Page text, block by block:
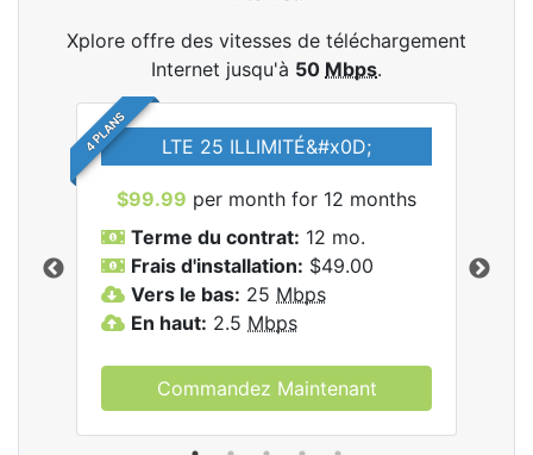
Xplore offre des vitesses de téléchargement
Internet jusqu'à 50 Mbps.
4 PLANS LTE 25 ILLIMITÉ&#x0D;
$99.99 per month for 12 months
Terme du contrat: 12 mo.
Frais d'installation: $49.00
Vers le bas: 25 Mbps
En haut: 2.5 Mbps
Commandez Maintenant